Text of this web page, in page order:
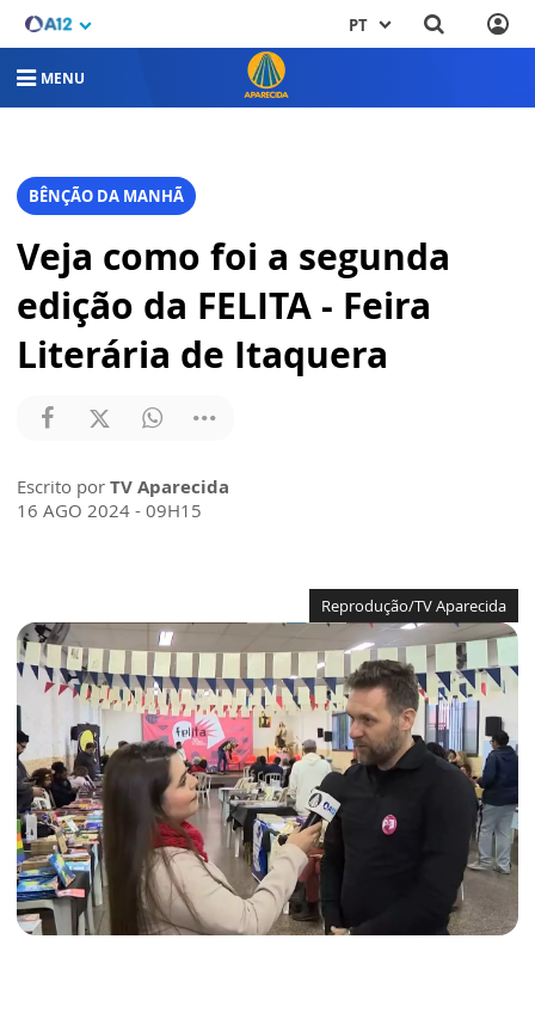
PT
MENU
BÊNÇÃO DA MANHÃ
Veja como foi a segunda
edição da FELITA - Feira
Literária de Itaquera
Escrito por TV Aparecida
16 AGO 2024 - 09H15
Reprodução/TV Aparecida